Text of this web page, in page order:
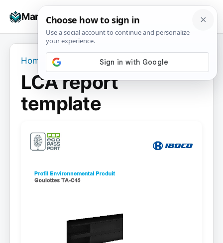
Manuals+
☰
Home LCA report template
LCA report
template